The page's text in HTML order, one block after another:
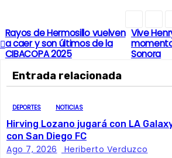
N
a
v
g
Vive
Sonora
Rayos de Hermosillo vuelven
a caer y son últimos de la
CIBACOPA 2025
Entrada relacionada
DEPORTES NOTICIAS
Hirving Lozano jugará con LA
con San Diego FC
Ago 7, 2026 Heriberto Verduzco